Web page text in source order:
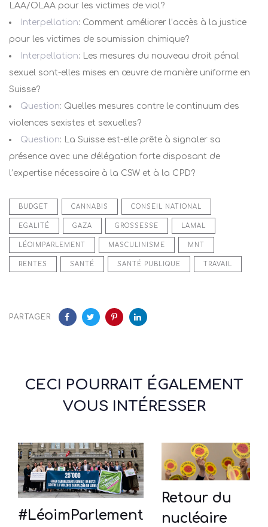
LAA/OLAA pour les victimes de viol?
Interpellation: Comment améliorer l’accès à la justice
pour les victimes de soumission chimique?
Interpellation:
Les mesures du nouveau droit pénal
sexuel sont-elles mises en œuvre de manière uniforme en
Suisse?
Question: Quelles mesures contre le continuum des
violences sexistes et sexuelles?
Question: La Suisse est-elle prête à signaler sa
présence avec une délégation forte disposant de
l’expertise nécessaire à la CSW et à la CPD?
BUDGET CANNABIS CONSEIL NATIONAL
EGALITÉ GAZA GROSSESSE LAMAL
LÉOIMPARLEMENT MASCULINISME MNT
RENTES SANTÉ SANTÉ PUBLIQUE TRAVAIL
PARTAGER
CECI POURRAIT ÉGALEMENT
VOUS INTÉRESSER
#LéoimParlement
Retour du
nucléaire